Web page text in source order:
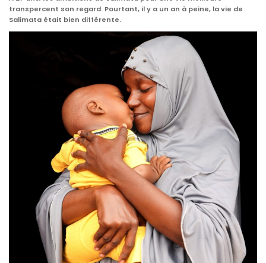
transpercent son regard. Pourtant, il y a un an à peine, la vie de
Salimata était bien différente.